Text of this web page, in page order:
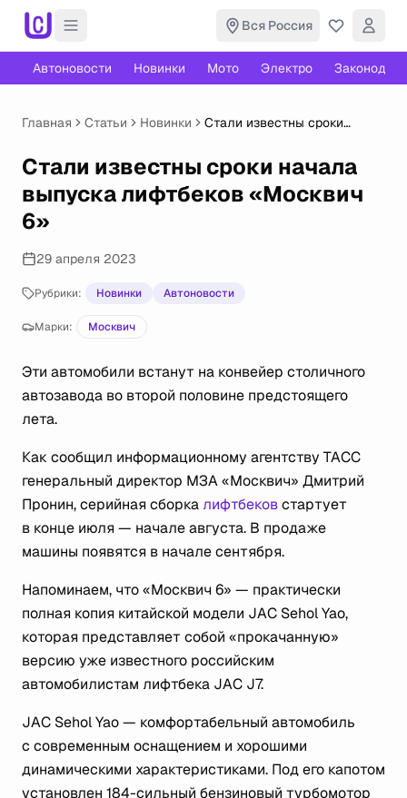
Вся Россия
Автоновости Новинки Мото Электро
Главная Статьи Новинки
Стали известны сроки
«Москвич 6»
Стали известны сроки начала
выпуска лифтбеков «Москвич
6»
29 апреля 2023
Рубрики: Новинки Автоновости
Марки: Москвич
Эти автомобили встанут на конвейер столичного
автозавода во второй половине предстоящего
лета.
Как сообщил информационному агентству ТАСС
генеральный директор МЗА «Москвич» Дмитрий
Пронин, серийная сборка лифтбековстартует
в конце июля — начале августа. В продаже
машины появятся в начале сентября.
Напоминаем, что «Москвич 6» — практически
полная копия китайской модели JAC Sehol Yao,
которая представляет собой «прокачанную»
версию уже известного российским
автомобилистам лифтбека JAC J7.
JAC Sehol Yao — комфортабельный автомобиль
с современным оснащением и хорошими
динамическими характеристиками. Под его капотом
установлен 184-сильный бензиновый турбомотор